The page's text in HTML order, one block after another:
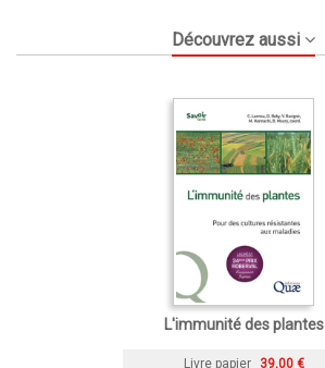
Découvrez aussi
L'immunité des plantes
Livre papier 39,00 €